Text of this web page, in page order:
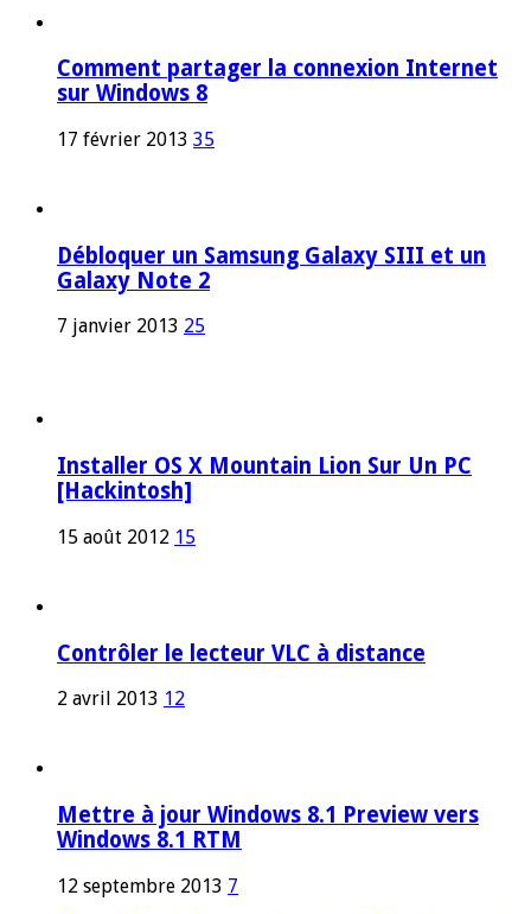
Comment partager la connexion Internet
sur Windows 8
17 février 2013 35
Débloquer un Samsung Galaxy SIII et un
Galaxy Note 2
7 janvier 2013 25
Installer OS X Mountain Lion Sur Un PC
[Hackintosh]
15 août 2012 15
Contrôler le lecteur VLC à distance
2 avril 2013 12
Mettre à jour Windows 8.1 Preview vers
Windows 8.1 RTM
12 septembre 2013 7